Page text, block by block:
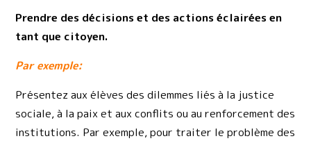
Prendre des décisions et des actions éclairées en
tant que citoyen.
Par exemple:
Présentez aux élèves des dilemmes liés à la justice
sociale, à la paix et aux conflits ou au renforcement des
institutions. Par exemple, pour traiter le problème des